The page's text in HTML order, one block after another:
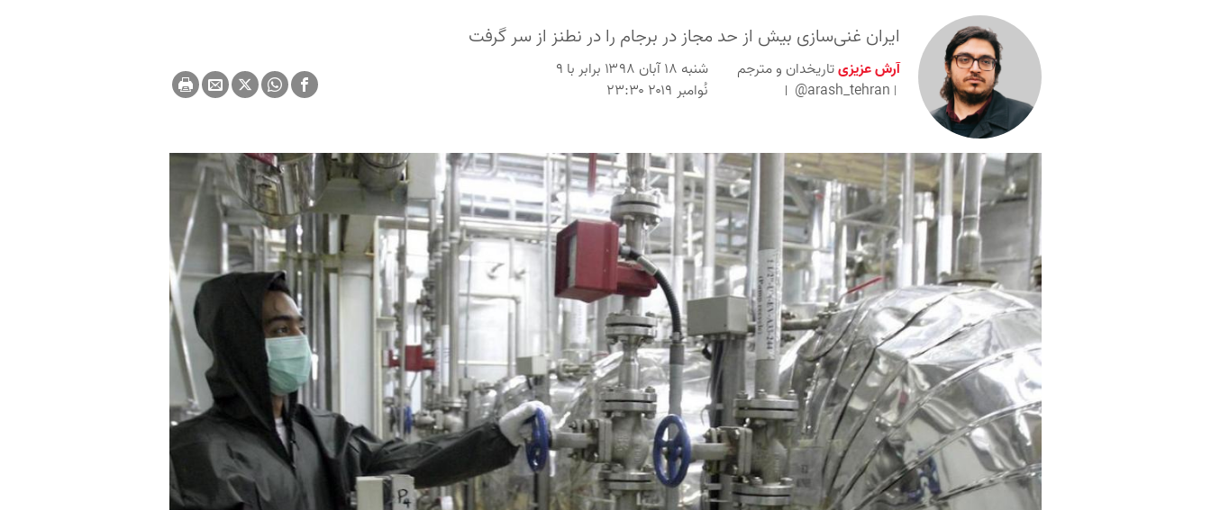
ایران غنی‌سازی بیش از حد مجاز در برجام را در نطنز از سر گرفت
آرش عزیزیتاریخدان و مترجم
@arash_tehran
شنبه ۱۸ آبان ۱۳۹۸ برابر با ۹
نُوامبر ۲۰۱۹ ۲۳:۳۰